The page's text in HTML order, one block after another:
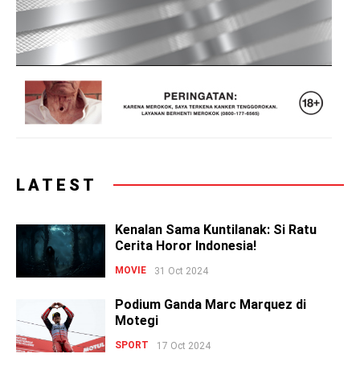
LATEST
Kenalan Sama Kuntilanak: Si Ratu
Cerita Horor Indonesia!
MOVIE 31 Oct 2024
Podium Ganda Marc Marquez di
Motegi
SPORT 17 Oct 2024